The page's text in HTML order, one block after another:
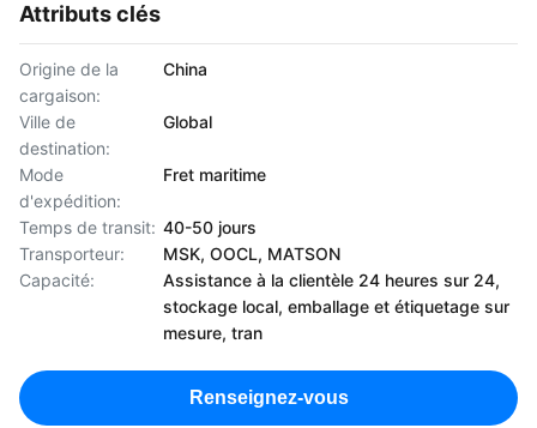
Attributs clés
Origine de la
cargaison:
China
Ville de
destination:
Global
Mode
d'expédition:
Fret maritime
Temps de transit: 40-50 jours
Transporteur:
MSK, OOCL, MATSON
Capacité:
Assistance à la clientèle 24 heures sur 24,
stockage local, emballage et étiquetage sur
mesure, tran
Renseignez-vous